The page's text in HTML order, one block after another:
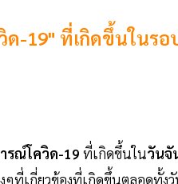
ด-19" ที่เกิดขึ้นในร
รณ์โควิด-19 ที่เกิดขึ้นในวันจั
ที่เกี่ยวข้องที่เกิดขึ้นตลอดทั้ง